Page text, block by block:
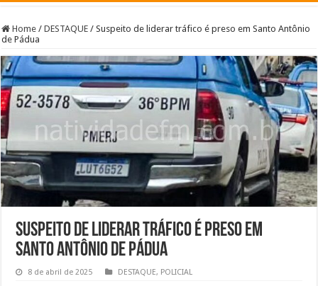
Home / DESTAQUE / Suspeito de liderar tráfico é preso em Santo Antônio
de Pádua
Suspeito de liderar tráfico é preso em
Santo Antônio de Pádua
8 de abril de 2025 DESTAQUE, POLICIAL